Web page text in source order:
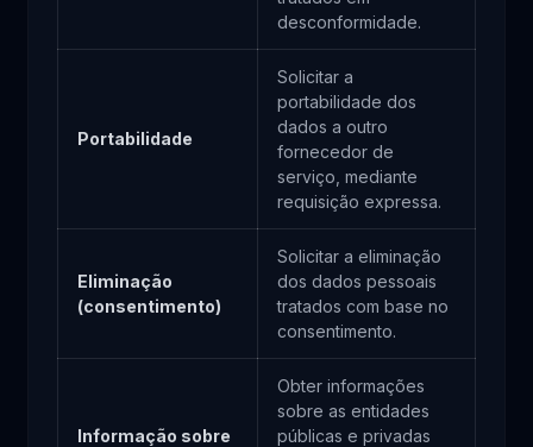
desconformidade.
Portabilidade
Solicitar a
portabilidade dos
dados a outro
fornecedor de
serviço, mediante
requisição expressa.
Eliminação
(consentimento)
Solicitar a eliminação
dos dados pessoais
tratados com base no
consentimento.
Informação sobre
Obter informações
sobre as entidades
públicas e privadas